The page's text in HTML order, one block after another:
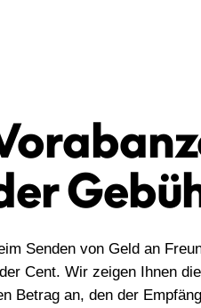
Senden von Geld an
Cent. Wir zeigen Ihnen
Betrag an, den der